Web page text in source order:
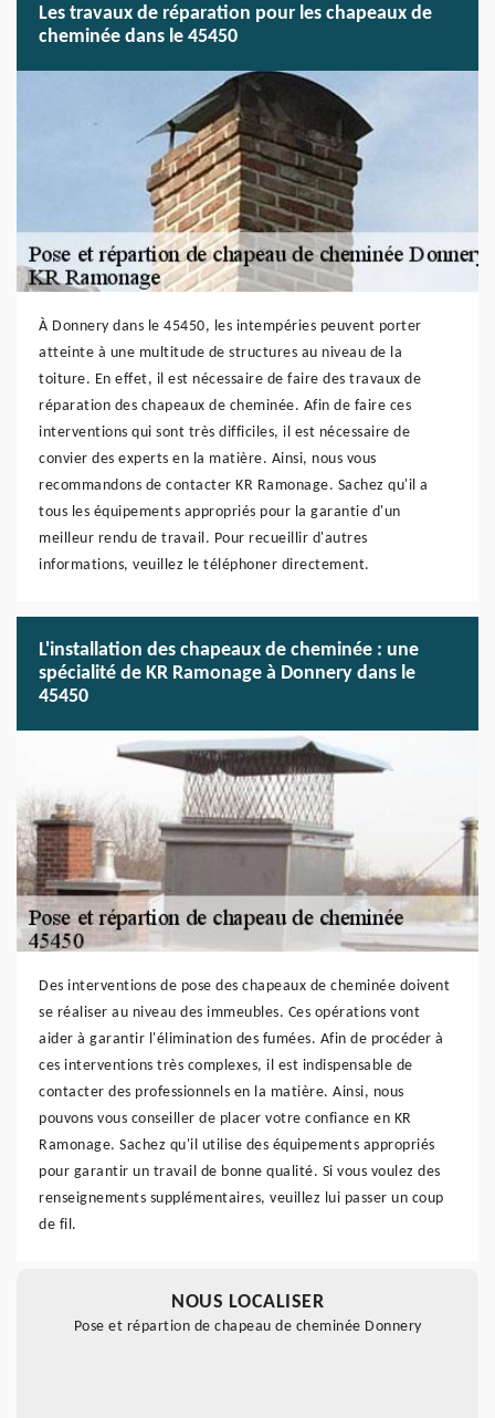
Les travaux de réparation pour les chapeaux de
cheminée dans le 45450
À Donnery dans le 45450, les intempéries peuvent porter
atteinte à une multitude de structures au niveau de la
toiture. En effet, il est nécessaire de faire des travaux de
réparation des chapeaux de cheminée. Afin de faire ces
interventions qui sont très difficiles, il est nécessaire de
convier des experts en la matière. Ainsi, nous vous
recommandons de contacter KR Ramonage. Sachez qu'il a
tous les équipements appropriés pour la garantie d'un
meilleur rendu de travail. Pour recueillir d'autres
informations, veuillez le téléphoner directement.
L'installation des chapeaux de cheminée : une
spécialité de KR Ramonage à Donnery dans le
45450
Des interventions de pose des chapeaux de cheminée doivent
se réaliser au niveau des immeubles. Ces opérations vont
aider à garantir l'élimination des fumées. Afin de procéder à
ces interventions très complexes, il est indispensable de
contacter des professionnels en la matière. Ainsi, nous
pouvons vous conseiller de placer votre confiance en KR
Ramonage. Sachez qu'il utilise des équipements appropriés
pour garantir un travail de bonne qualité. Si vous voulez des
renseignements supplémentaires, veuillez lui passer un coup
de fil.
NOUS LOCALISER
Pose et répartion de chapeau de cheminée Donnery